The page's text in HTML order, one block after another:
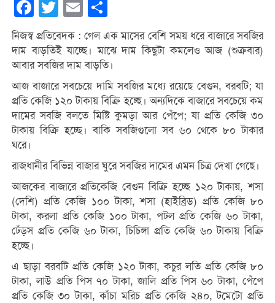
Facebook
Twitter Email
নিজস্ব প্রতিবেদক : গেল এক মাসের বেশি সময় ধরে বাজারে সবজির
দাম বাড়তিই যাচ্ছে। মাঝে দাম কিছুটা কমলেও আজ (শুক্রবার)
আবার সবজির দাম বাড়তি।
আজ বাজারে সবচেয়ে দামি সবজির মধ্যে রয়েছে বেগুন, বরবটি; যা
প্রতি কেজি ১২০ টাকায় বিক্রি হচ্ছে। অন্যদিকে বাজারে সবচেয়ে কম
দামের সবজি বলতে মিষ্টি কুমড়া আর পেঁপে; যা প্রতি কেজি ৩০
টাকায় বিক্রি হচ্ছে। বাকি সবজিগুলো সব ৬০ থেকে ৮০ টাকার
ঘরে।
রাজধানীর বিভিন্ন বাজার ঘুরে সবজির দামের এমন চিত্র দেখা গেছে।
আজকের বাজারে প্রতিকেজি বেগুন বিক্রি হচ্ছে ১২০ টাকায়, শসা
(দেশি) প্রতি কেজি ১০০ টাকা, শসা (হাইব্রিড) প্রতি কেজি ৮০
টাকা, করলা প্রতি কেজি ১০০ টাকা, পটল প্রতি কেজি ৬০ টাকা,
ঢেঁড়স প্রতি কেজি ৬০ টাকা, চিচিঙ্গা প্রতি কেজি ৬০ টাকায় বিক্রি
হচ্ছে।
এ ছাড়া বরবটি প্রতি কেজি ১২০ টাকা, কচুর লতি প্রতি কেজি ৮০
টাকা, লাউ প্রতি পিস ৭০ টাকা, জালি প্রতি পিস ৬০ টাকা, পেঁপে
প্রতি কেজি ৩০ টাকা, কাঁচা মরিচ প্রতি কেজি ২৪০, টমেটো প্রতি